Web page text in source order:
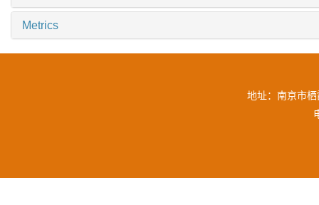
Metrics
地址：南京市